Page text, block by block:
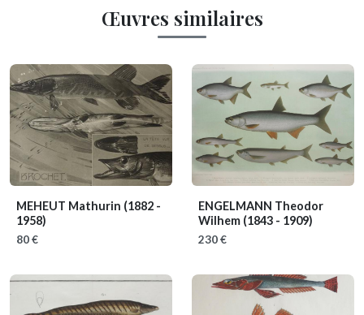
Œuvres similaires
MEHEUT Mathurin (1882 -
1958)
80 €
ENGELMANN Theodor
Wilhem (1843 - 1909)
230 €